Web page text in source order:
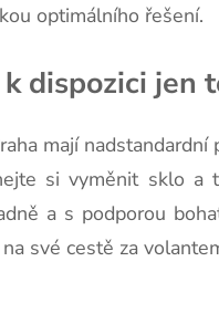
optimálního řešení.
dispozici jen
mají
si vyměnit sklo
a s podporou
své cestě za